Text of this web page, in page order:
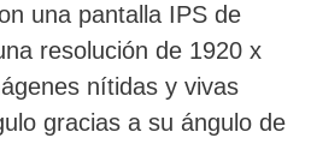
una pantalla IPS de
resolución de 1920 x
nítidas y vivas
gracias a su ángulo de